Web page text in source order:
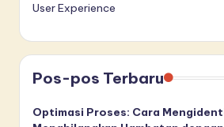
User Experience
Pos-pos Terbaru
Optimasi Proses: Cara